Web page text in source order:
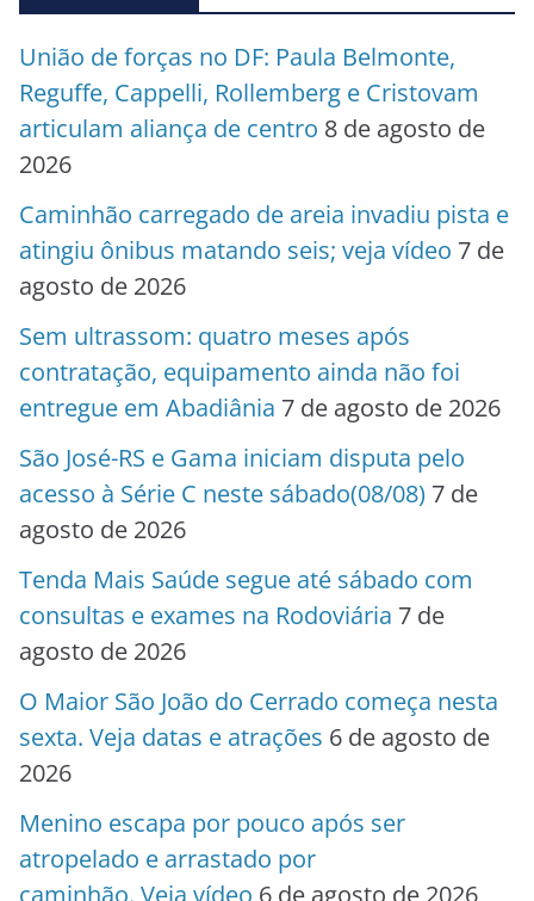
União de forças no DF: Paula Belmonte,
Reguffe, Cappelli, Rollemberg e Cristovam
articulam aliança de centro 8 de agosto de
2026
Caminhão carregado de areia invadiu pista e
atingiu ônibus matando seis; veja vídeo 7 de
agosto de 2026
Sem ultrassom: quatro meses após
contratação, equipamento ainda não foi
entregue em Abadiânia 7 de agosto de 2026
São José-RS e Gama iniciam disputa pelo
acesso à Série C neste sábado(08/08) 7 de
agosto de 2026
Tenda Mais Saúde segue até sábado com
consultas e exames na Rodoviária 7 de
agosto de 2026
O Maior São João do Cerrado começa nesta
sexta. Veja datas e atrações 6 de agosto de
2026
Menino escapa por pouco após ser
atropelado e arrastado por
caminhão. Veja vídeo 6 de agosto de 2026